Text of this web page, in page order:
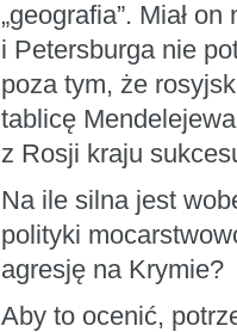
„geografia”. Miał
i Petersburga nie
poza tym, że
tablicę
z Rosji kraju
Na ile silna jest
polityki
agresję na Krymie?
Aby to ocenić,